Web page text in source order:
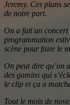
Jeremy. Ces plans
de notre part.
On a fait un
programmation
scène pour faire le
On peut dire qu’on
des gamins qui
le clip et ça a
Tout le mois de